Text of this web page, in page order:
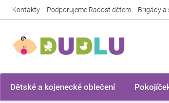
Kontakty Podporujeme Radost dětem Brigády a
Dětské a kojenecké oblečení